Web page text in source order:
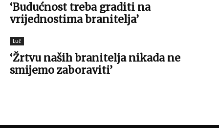
‘Budućnost treba graditi na
vrijednostima branitelja’
Luč
‘Žrtvu naših branitelja nikada ne
smijemo zaboraviti’